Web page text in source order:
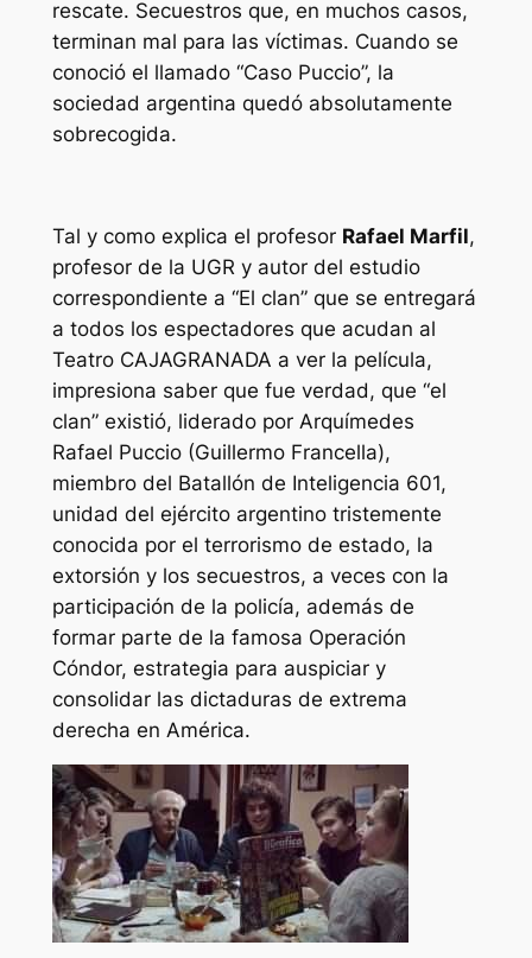
rescate. Secuestros que, en muchos casos,
terminan mal para las víctimas. Cuando se
conoció el llamado “Caso Puccio”, la
sociedad argentina quedó absolutamente
sobrecogida.
Tal y como explica el profesor Rafael Marfil,
profesor de la UGR y autor del estudio
correspondiente a “El clan” que se entregará
a todos los espectadores que acudan al
Teatro CAJAGRANADA a ver la película,
impresiona saber que fue verdad, que “el
clan” existió, liderado por Arquímedes
Rafael Puccio (Guillermo Francella),
miembro del Batallón de Inteligencia 601,
unidad del ejército argentino tristemente
conocida por el terrorismo de estado, la
extorsión y los secuestros, a veces con la
participación de la policía, además de
formar parte de la famosa Operación
Cóndor, estrategia para auspiciar y
consolidar las dictaduras de extrema
derecha en América.